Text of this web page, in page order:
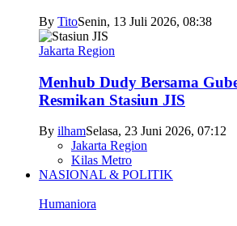
By TitoSenin, 13 Juli 2026, 08:38
Jakarta Region
Menhub Dudy Bersama
Resmikan Stasiun JIS
By ilhamSelasa, 23 Juni 2026, 07:12
Jakarta Region
Kilas Metro
NASIONAL & POLITIK
Humaniora